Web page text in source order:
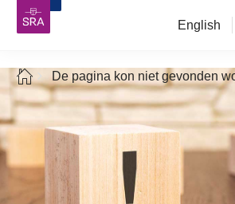
English
De pagina kon niet gevonden